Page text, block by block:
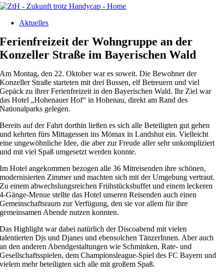
Aktuelles
Ferienfreizeit der Wohngruppe an der
Konzeller Straße im Bayerischen Wald
Am Montag, den 22. Oktober war es soweit. Die Bewohner der
Konzeller Straße starteten mit drei Bussen, elf Betreuern und viel
Gepäck zu ihrer Ferienfreizeit in den Bayerischen Wald. Ihr Ziel war
das Hotel „Hohenauer Hof“ in Hohenau, direkt am Rand des
Nationalparks gelegen.
Bereits auf der Fahrt dorthin ließen es sich alle Beteiligten gut gehen
und kehrten fürs Mittagessen ins Mömax in Landshut ein. Vielleicht
eine ungewöhnliche Idee, die aber zur Freude aller sehr unkompliziert
und mit viel Spaß umgesetzt werden konnte.
Im Hotel angekommen bezogen alle 36 Mitreisenden ihre schönen,
modernisierten Zimmer und machten sich mit der Umgebung vertraut.
Zu einem abwechslungsreichen Frühstücksbuffet und einem leckeren
4-Gänge-Menue stellte das Hotel unseren Reisenden auch einen
Gemeinschaftsraum zur Verfügung, den sie vor allem für ihre
gemeinsamen Abende nutzen konnten.
Das Highlight war dabei natürlich der Discoabend mit vielen
talentierten Djs und Djanes und ebensolchen TänzerInnen. Aber auch
an den anderen Abendgestaltungen wie Schminken, Rate- und
Gesellschaftsspielen, dem Championsleague-Spiel des FC Bayern und
vielem mehr beteiligten sich alle mit großem Spaß.